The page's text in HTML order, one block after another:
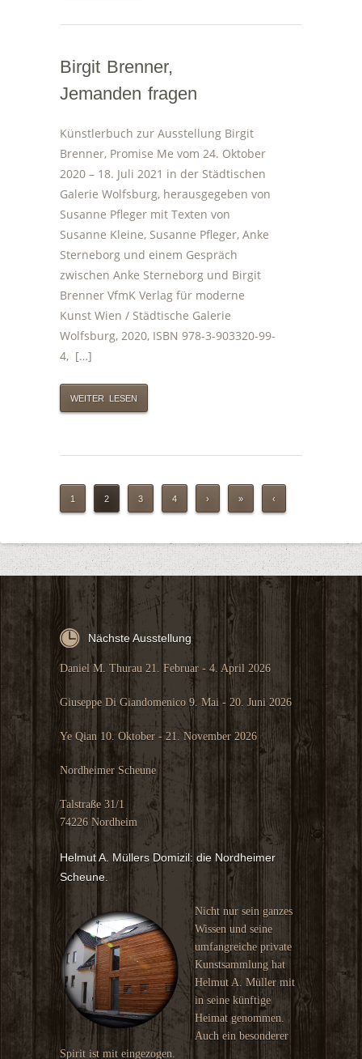
Birgit Brenner,
Jemanden fragen
Künstlerbuch zur Ausstellung Birgit
Brenner, Promise Me vom 24. Oktober
2020 – 18. Juli 2021 in der Städtischen
Galerie Wolfsburg, herausgegeben von
Susanne Pfleger mit Texten von
Susanne Kleine, Susanne Pfleger, Anke
Sterneborg und einem Gespräch
zwischen Anke Sterneborg und Birgit
Brenner VfmK Verlag für moderne
Kunst Wien / Städtische Galerie
Wolfsburg, 2020, ISBN 978-3-903320-99-
4, […]
WEITER LESEN
‹
1 2 3 4 › »
Nächste Ausstellung
Daniel M. Thurau 21. Februar - 4. April 2026
Giuseppe Di Giandomenico 9. Mai - 20. Juni 2026
Ye Qian 10. Oktober - 21. November 2026
Nordheimer Scheune
Talstraße 31/1
74226 Nordheim
Helmut A. Müllers Domizil: die Nordheimer
Scheune.
Nicht nur sein ganzes
Wissen und seine
umfangreiche private
Kunstsammlung hat
Helmut A. Müller mit
in seine künftige
Heimat genommen.
Auch ein besonderer
Spirit ist mit eingezogen.